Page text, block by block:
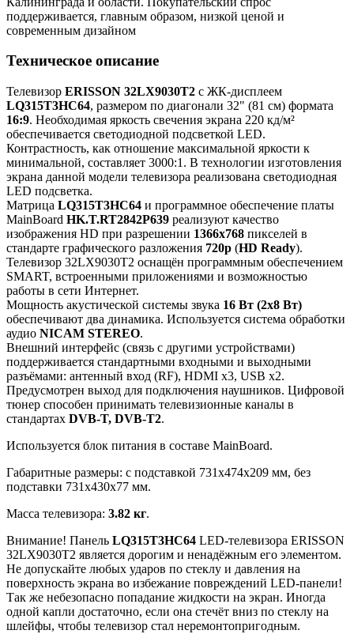
поддерживается, главным образом, низкой ценой и
современным дизайном
Техническое описание
Телевизор ERISSON 32LX9030T2 с ЖК-дисплеем
LQ315T3HC64, размером по диагонали 32" (81 см) формата
16:9. Необходимая яркость свечения экрана 220 кд/м²
обеспечивается светодиодной подсветкой LED.
Контрастность, как отношение максимальной яркости к
минимальной, составляет 3000:1. В технологии изготовления
экрана данной модели телевизора реализована светодиодная
LED подсветка.
Матрица LQ315T3HC64 и программное обеспечение платы
MainBoard HK.T.RT2842P639 реализуют качество
изображения HD при разрешении 1366x768 пикселей в
стандарте графического разложения 720p (HD Ready).
Телевизор 32LX9030T2 оснащён программным обеспечением
SMART, встроенными приложениями и возможностью
работы в сети Интернет.
Мощность акустической системы звука 16 Вт (2х8 Вт)
обеспечивают два динамика. Используется система обработки
аудио NICAM STEREO.
Внешний интерфейс (связь с другими устройствами)
поддерживается стандартными входными и выходными
разъёмами: антенный вход (RF), HDMI x3, USB x2.
Предусмотрен выход для подключения наушников. Цифровой
тюнер способен принимать телевизионные каналы в
стандартах DVB-T, DVB-T2.
Используется блок питания в составе MainBoard.
Габаритные размеры: с подставкой 731x474x209 мм, без
подставки 731x430x77 мм.
Масса телевизора: 3.82 кг.
Внимание! Панель LQ315T3HC64 LED-телевизора ERISSON
32LX9030T2 является дорогим и ненадёжным его элементом.
Не допускайте любых ударов по стеклу и давления на
поверхность экрана во избежание повреждений LED-панели!
Так же небезопасно попадание жидкости на экран. Иногда
одной капли достаточно, если она стечёт вниз по стеклу на
шлейфы, чтобы телевизор стал неремонтопригодным.